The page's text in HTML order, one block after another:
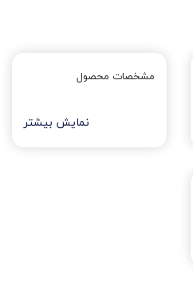
مشخصات محصول
نمایش بیشتر